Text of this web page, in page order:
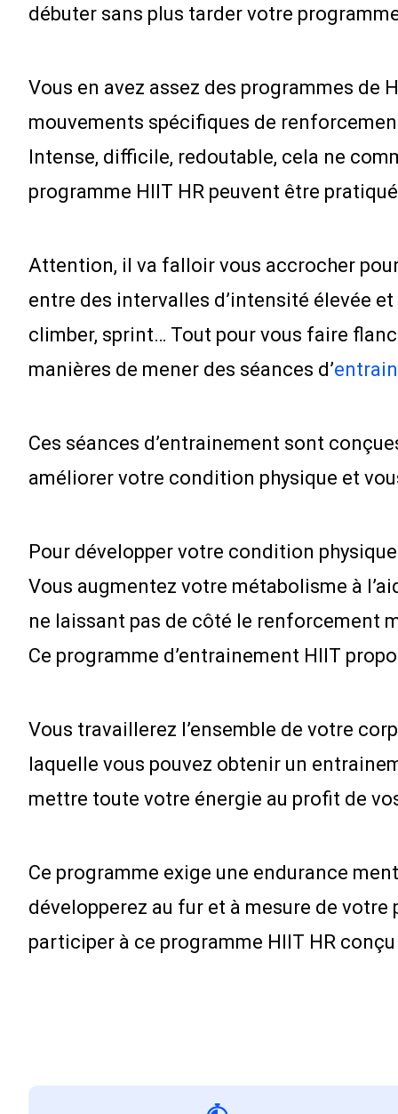
débuter sans plus tarder votre
Vous en avez assez des programmes de
mouvements spécifiques de
Intense, difficile, redoutable, cela ne
programme HIIT HR peuvent être
Attention, il va falloir vous accrocher
entre des intervalles d’intensité élevée
climber, sprint… Tout pour vous faire
manières de mener des séances d’
Ces séances d’entrainement sont
améliorer votre condition physique et
Pour développer votre condition
Vous augmentez votre métabolisme à
ne laissant pas de côté le renforcement
Ce programme d’entrainement HIIT
Vous travaillerez l’ensemble de votre
laquelle vous pouvez obtenir un
mettre toute votre énergie au profit de
Ce programme exige une endurance
développerez au fur et à mesure de
participer à ce programme HIIT HR conçu